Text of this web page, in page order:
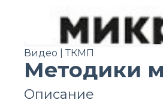
Видео | ТКМП
Методики
Описание